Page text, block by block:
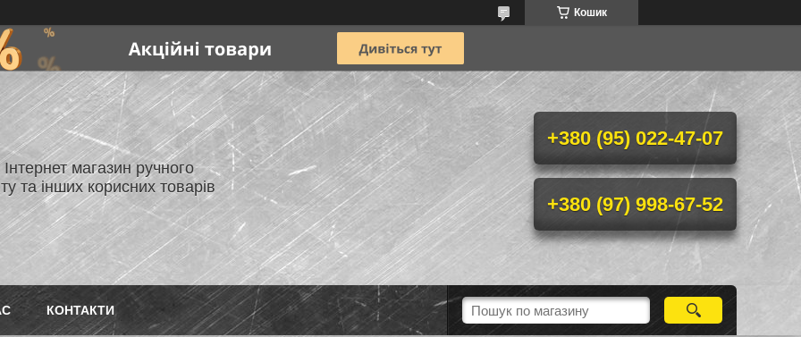
Кошик
магазин ручного
та інших корисних товарів
+380 (95) 022-47-07
+380 (97) 998-67-52
КОНТАКТИ